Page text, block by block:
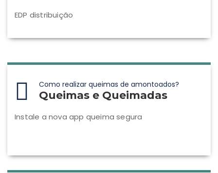
EDP distribuição
Como realizar queimas de amontoados?
Queimas e Queimadas
Instale a nova app queima segura